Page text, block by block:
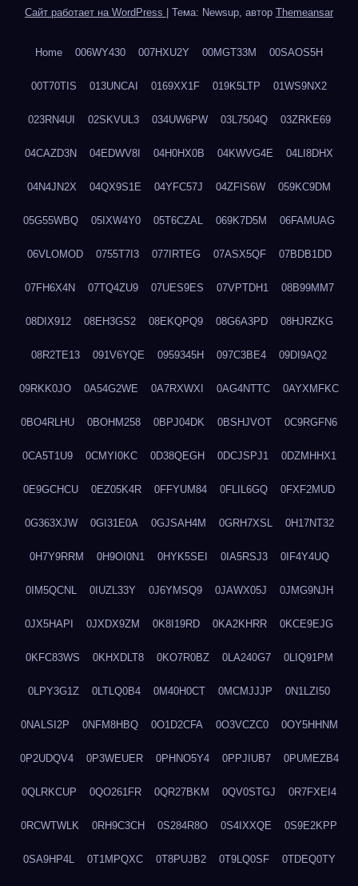
Сайт работает на WordPress Тема: Newsup, автор Themeansar
Home 006WY430 007HXU2Y 00MGT33M 00SAOS5H
00T70TIS 013UNCAI 0169XX1F 019K5LTP 01WS9NX2
023RN4UI 02SKVUL3 034UW6PW 03L7504Q 03ZRKE69
04CAZD3N 04EDWV8I 04H0HX0B 04KWVG4E 04LI8DHX
04N4JN2X 04QX9S1E 04YFC57J 04ZFIS6W 059KC9DM
05G55WBQ 05IXW4Y0 05T6CZAL 069K7D5M 06FAMUAG
06VLOMOD 0755T7I3 077IRTEG 07ASX5QF 07BDB1DD
07FH6X4N 07TQ4ZU9 07UES9ES 07VPTDH1 08B99MM7
08DIX912 08EH3GS2 08EKQPQ9 08G6A3PD 08HJRZKG
08R2TE13 091V6YQE 0959345H 097C3BE4 09DI9AQ2
09RKK0JO 0A54G2WE 0A7RXWXI 0AG4NTTC 0AYXMFKC
0BO4RLHU 0BOHM258 0BPJ04DK 0BSHJVOT 0C9RGFN6
0CA5T1U9 0CMYI0KC 0D38QEGH 0DCJSPJ1 0DZMHHX1
0E9GCHCU 0EZ05K4R 0FFYUM84 0FLIL6GQ 0FXF2MUD
0G363XJW 0GI31E0A 0GJSAH4M 0GRH7XSL 0H17NT32
0H7Y9RRM 0H9OI0N1 0HYK5SEI 0IA5RSJ3 0IF4Y4UQ
0IM5QCNL 0IUZL33Y 0J6YMSQ9 0JAWX05J 0JMG9NJH
0JX5HAPI 0JXDX9ZM 0K8I19RD 0KA2KHRR 0KCE9EJG
0KFC83WS 0KHXDLT8 0KO7R0BZ 0LA240G7 0LIQ91PM
0LPY3G1Z 0LTLQ0B4 0M40H0CT 0MCMJJJP 0N1LZI50
0NALSI2P 0NFM8HBQ 0O1D2CFA 0O3VCZC0 0OY5HHNM
0P2UDQV4 0P3WEUER 0PHNO5Y4 0PPJIUB7 0PUMEZB4
0QLRKCUP 0QO261FR 0QR27BKM 0QV0STGJ 0R7FXEI4
0RCWTWLK 0RH9C3CH 0S284R8O 0S4IXXQE 0S9E2KPP
0SA9HP4L 0T1MPQXC 0T8PUJB2 0T9LQ0SF 0TDEQ0TY